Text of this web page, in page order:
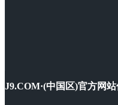
J9.COM·(中国区)官方网站